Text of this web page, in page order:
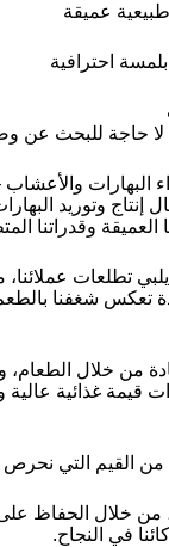
عميقة
احترافية
لا حاجة للبحث عن
والأعشاب –
إنتاج وتوريد
وقدراتنا
تطلعات عملائنا،
تعكس شغفنا
من خلال
قيمة غذائية
القيم التي نحرص
من خلال الحفاظ
في النجاح.